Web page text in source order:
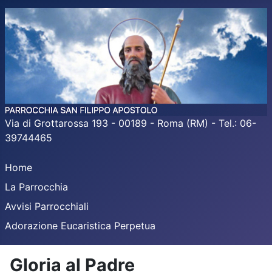
Via di Grottarossa 193 - 00189 - Roma (RM) - Tel.: 06-
39744465
Home
La Parrocchia
Avvisi Parrocchiali
Adorazione Eucaristica Perpetua
Gloria al Padre